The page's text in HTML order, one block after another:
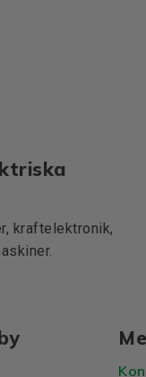
kraftelektronik,